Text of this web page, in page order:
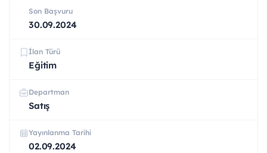
Son Başvuru
30.09.2024
İlan Türü
Eğitim
Departman
Satış
Yayınlanma Tarihi
02.09.2024